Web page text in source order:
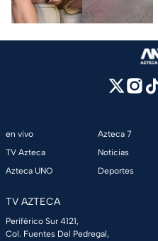
en vivo
TV Azteca
Azteca UNO
Azteca 7
Noticias
Deportes
TV AZTECA
Periférico Sur 4121,
Col. Fuentes Del Pedregal,